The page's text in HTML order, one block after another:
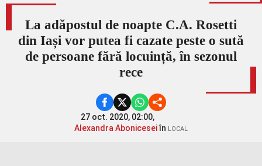
La adăpostul de noapte C.A. Rosetti
din Iași vor putea fi cazate peste o sută
de persoane fără locuință, în sezonul
rece
27 oct. 2020, 02:00,
Alexandra Aboniceseiîn LOCAL